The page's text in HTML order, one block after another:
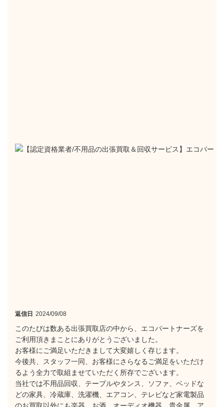
返信日 2024/09/08
このたびは数ある出張買取店の中から、エコパートナーズを
ご利用頂きまことにありがとうございました。
お客様にご満足いただきまして大変嬉しく存じます。
今後共、スタッフ一同、お客様にさらなるご満足をいただけ
るよう全力で取組ませていただく所存でございます。
当社では不用品回収、テーブルやタンス、ソファ、ベッドな
どの家具、冷蔵庫、洗濯機、エアコン、テレビなど家電製品